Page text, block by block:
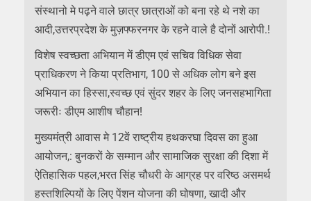
संस्थानो मे पढ़ने वाले छात्र छात्राओं को बना रहे थे नशे का
आदी,उत्तरप्रदेश के मुज़फ्फरनगर के रहने वाले है दोनों आरोपी.!
विशेष स्वच्छता अभियान में डीएम एवं सचिव विधिक सेवा
प्राधिकरण ने किया प्रतिभाग, 100 से अधिक लोग बने इस
अभियान का हिस्सा,स्वच्छ एवं सुंदर शहर के लिए जनसहभागिता
जरूरीः डीएम आशीष चौहान!
मुख्यमंत्री आवास मे 12वें राष्ट्रीय हथकरघा दिवस का हुआ
आयोजन,: बुनकरों के सम्मान और सामाजिक सुरक्षा की दिशा में
ऐतिहासिक पहल,भरत सिंह चौधरी के आग्रह पर वरिष्ठ असमर्थ
हस्तशिल्पियों के लिए पेंशन योजना की घोषणा, खादी और